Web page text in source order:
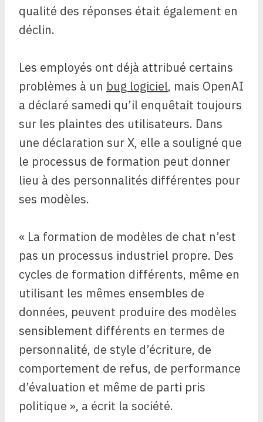
qualité des réponses était également en
déclin.
Les employés ont déjà attribué certains
problèmes à un bug logiciel, mais OpenAI
a déclaré samedi qu’il enquêtait toujours
sur les plaintes des utilisateurs. Dans
une déclaration sur X, elle a souligné que
le processus de formation peut donner
lieu à des personnalités différentes pour
ses modèles.
« La formation de modèles de chat n’est
pas un processus industriel propre. Des
cycles de formation différents, même en
utilisant les mêmes ensembles de
données, peuvent produire des modèles
sensiblement différents en termes de
personnalité, de style d’écriture, de
comportement de refus, de performance
d’évaluation et même de parti pris
politique », a écrit la société.